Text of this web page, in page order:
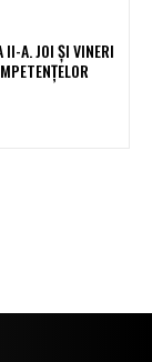
II-A. JOI ȘI VINERI